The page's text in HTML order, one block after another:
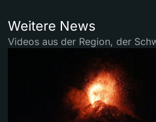
Weitere News
Videos aus der Region, der